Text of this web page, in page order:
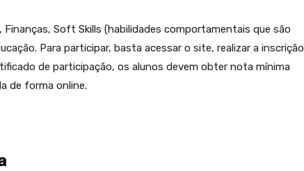
Soft Skills (habilidades comportamentais que são
Para participar, basta acessar o site, realizar a inscrição
de participação, os alunos devem obter nota mínima
de forma online.